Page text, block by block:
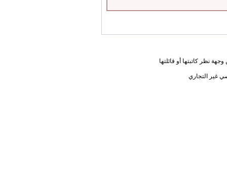
نظر كاتبتها أو قائلتها
غير التجاري